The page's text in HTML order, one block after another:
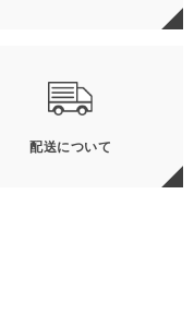
配送について